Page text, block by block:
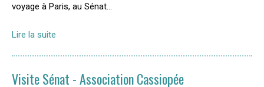
voyage à Paris, au Sénat...
Lire la suite
Visite Sénat - Association Cassiopée